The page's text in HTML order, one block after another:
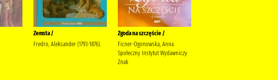
Zemsta /
Fredro, Aleksander (1793-1876).
Zgoda na szczęście /
Ficner-Ogonowska, Anna
Społeczny Instytut Wydawniczy
Znak